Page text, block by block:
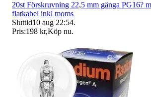
20st Förskruvning 22,5 mm gänga PG16?
flatkabel inkl moms
Sluttid10 aug 22:54.
Pris:198 kr,Köp nu.